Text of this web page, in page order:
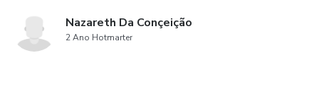
Nazareth Da Conçeição
2 Ano Hotmarter